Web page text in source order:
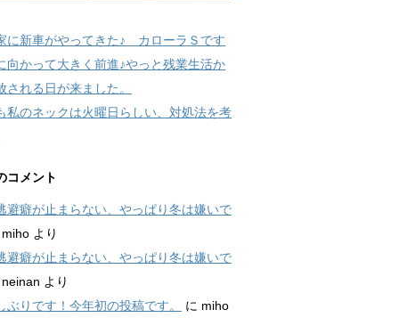
に新車がやってきた♪ カローラＳです
向かって大きく前進♪やっと残業生活か
される日が来ました。
私のネックは火曜日らしい、対処法を考
コメント
避癖が止まらない、やっぱり冬は嫌いで
miho より
避癖が止まらない、やっぱり冬は嫌いで
neinan より
ぶりです！今年初の投稿です。
に miho